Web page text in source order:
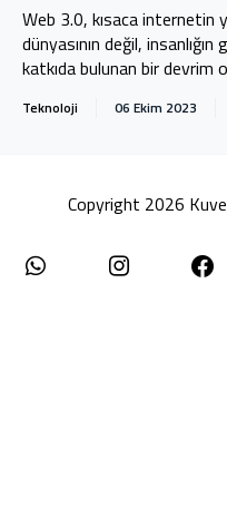
Web 3.0, kısaca internetin
dünyasının değil,
katkıda bulunan bir devrim
Teknoloji 06 Ekim 2023
Copyright 2026